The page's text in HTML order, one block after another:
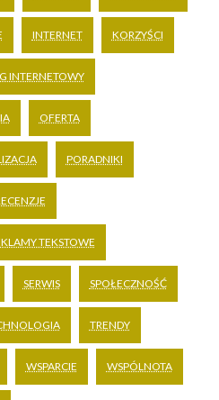
INTERNET KORZYŚCI
INTERNETOWY
OFERTA
PORADNIKI
TEKSTOWE
SERWIS SPOŁECZNOŚĆ
TRENDY
WSPARCIE WSPÓLNOTA